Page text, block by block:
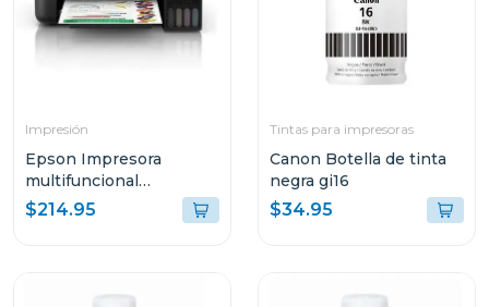
Impresión
Epson Impresora
multifuncional
inalambrica ecotank
3250
$214.95
Tintas para impresoras
Canon Botella de tinta
negra gi16
$34.95